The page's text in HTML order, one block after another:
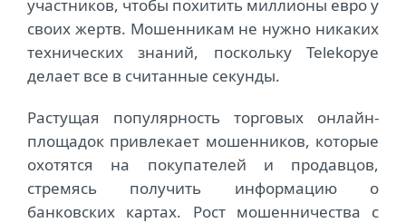
участников, чтобы похитить миллионы евро у
своих жертв. Мошенникам не нужно никаких
технических знаний, поскольку Telekopye
делает все в считанные секунды.
Растущая популярность торговых онлайн-
площадок привлекает мошенников, которые
охотятся на покупателей и продавцов,
стремясь получить информацию о
банковских картах. Рост мошенничества с